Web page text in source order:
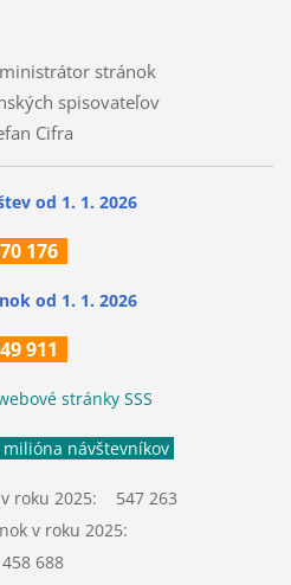
stránok
spisovateľov
Cifra
od 1. 1. 2026
176
od 1. 1. 2026
911
stránky SSS
návštevníkov
roku 2025: 547 263
v roku 2025:
688